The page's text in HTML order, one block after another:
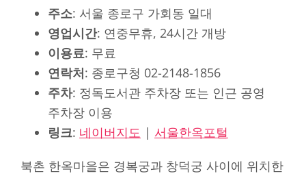
주소: 서울 종로구 가회동 일대
영업시간: 연중무휴, 24시간 개방
이용료: 무료
연락처: 종로구청 02-2148-1856
주차: 정독도서관 주차장 또는 인근 공영
주차장 이용
링크: 네이버지도 | 서울한옥포털
북촌 한옥마을은 경복궁과 창덕궁 사이에 위치한